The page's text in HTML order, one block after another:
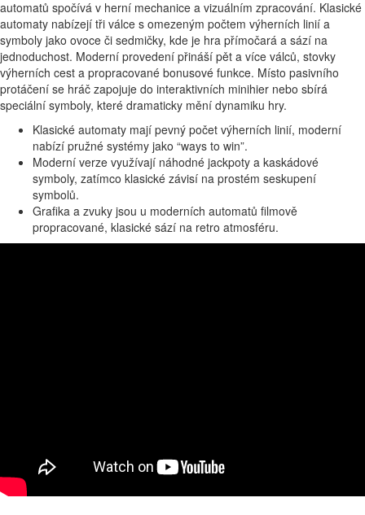
automatů spočívá v herní mechanice a vizuálním zpracování. Klasické
automaty nabízejí tři válce s omezeným počtem výherních linií a
symboly jako ovoce či sedmičky, kde je hra přímočará a sází na
jednoduchost. Moderní provedení přináší pět a více válců, stovky
výherních cest a propracované bonusové funkce. Místo pasivního
protáčení se hráč zapojuje do interaktivních minihier nebo sbírá
speciální symboly, které dramaticky mění dynamiku hry.
Klasické automaty mají pevný počet výherních linií, moderní
nabízí pružné systémy jako “ways to win”.
Moderní verze využívají náhodné jackpoty a kaskádové
symboly, zatímco klasické závisí na prostém seskupení
symbolů.
Grafika a zvuky jsou u moderních automatů filmově
propracované, klasické sází na retro atmosféru.